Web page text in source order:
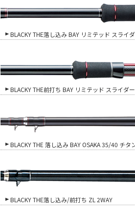
BLACKY THE落し込み BAY リミテッド スライ
BLACKY THE前打ち BAY リミテッド スライダー
BLACKY THE 落し込み BAY OSAKA 35/40 チタ
BLACKY THE落し込み/前打ち ZL 2WAY